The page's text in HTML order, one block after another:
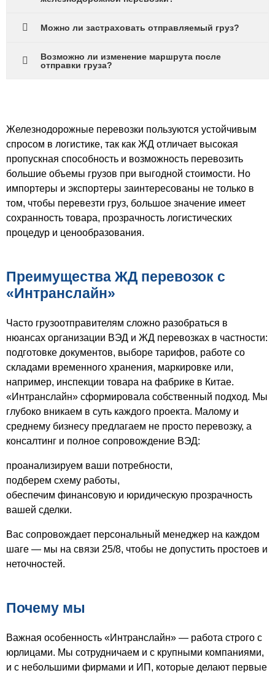
Можно ли застраховать отправляемый груз?
Возможно ли изменение маршрута после
отправки груза?
Железнодорожные перевозки пользуются устойчивым
спросом в логистике, так как ЖД отличает высокая
пропускная способность и возможность перевозить
большие объемы грузов при выгодной стоимости. Но
импортеры и экспортеры заинтересованы не только в
том, чтобы перевезти груз, большое значение имеет
сохранность товара, прозрачность логистических
процедур и ценообразования.
Преимущества ЖД перевозок с
«Интранслайн»
Часто грузоотправителям сложно разобраться в
нюансах организации ВЭД и ЖД перевозках в частности:
подготовке документов, выборе тарифов, работе со
складами временного хранения, маркировке или,
например, инспекции товара на фабрике в Китае.
«Интранслайн» сформировала собственный подход. Мы
глубоко вникаем в суть каждого проекта. Малому и
среднему бизнесу предлагаем не просто перевозку, а
консалтинг и полное сопровождение ВЭД:
проанализируем ваши потребности,
подберем схему работы,
обеспечим финансовую и юридическую прозрачность
вашей сделки.
Вас сопровождает персональный менеджер на каждом
шаге — мы на связи 25/8, чтобы не допустить простоев и
неточностей.
Почему мы
Важная особенность «Интранслайн» — работа строго с
юрлицами. Мы сотрудничаем и с крупными компаниями,
и с небольшими фирмами и ИП, которые делают первые